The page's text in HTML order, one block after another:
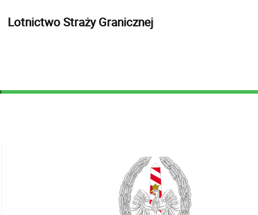
Lotnictwo Straży Granicznej